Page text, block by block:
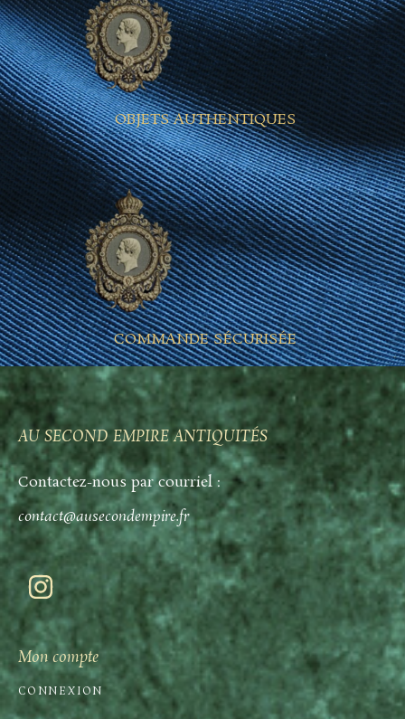
OBJETS AUTHENTIQUES
COMMANDE SÉCURISÉE
AU SECOND EMPIRE ANTIQUITÉS
Contactez-nous par courriel :
contact@ausecondempire.fr
Mon compte
CONNEXION